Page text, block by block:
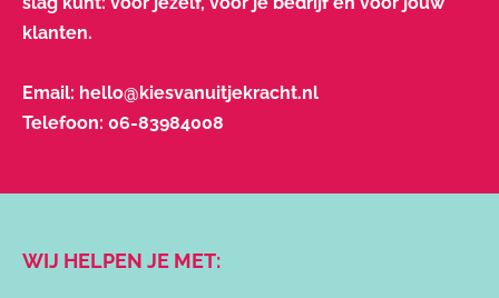
klanten.
Email: hello@kiesvanuitjekracht.nl
Telefoon: 06-83984008
WIJ HELPEN JE MET: